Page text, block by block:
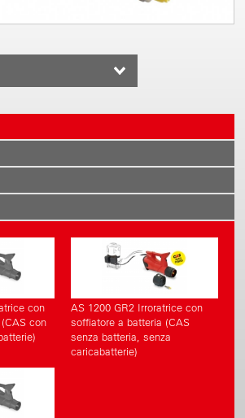
con
con
AS 1200 GR2 Irroratrice con
soffiatore a batteria (CAS
senza batteria, senza
caricabatterie)